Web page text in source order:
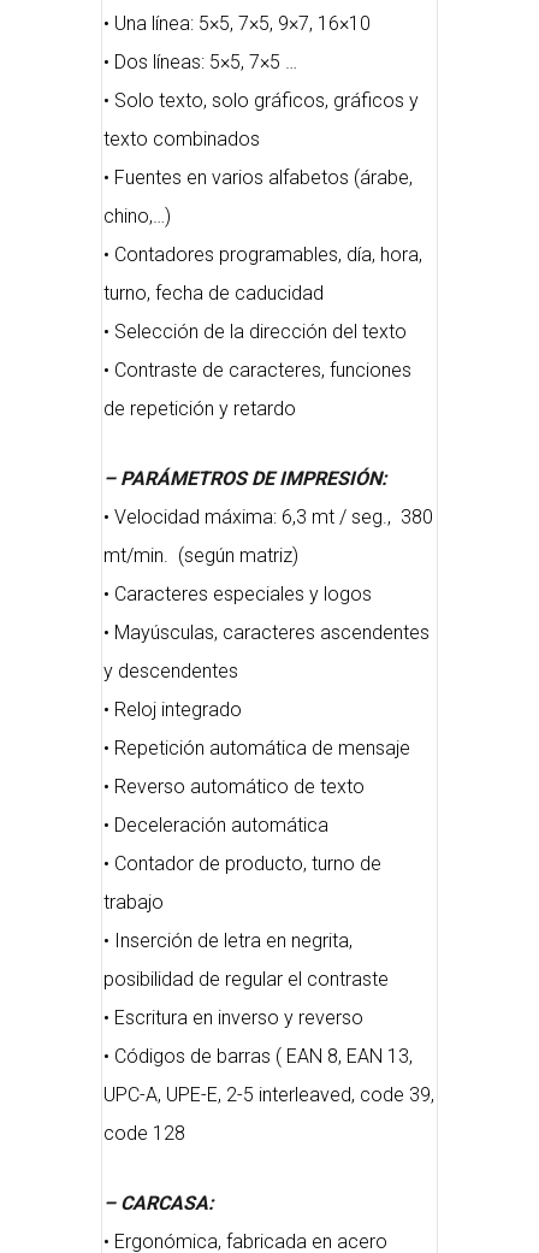
• Una línea: 5×5, 7×5, 9×7, 16×10
• Dos líneas: 5×5, 7×5 …
• Solo texto, solo gráficos, gráficos y
texto combinados
• Fuentes en varios alfabetos (árabe,
chino,…)
• Contadores programables, día, hora,
turno, fecha de caducidad
• Selección de la dirección del texto
• Contraste de caracteres, funciones
de repetición y retardo
– PARÁMETROS DE IMPRESIÓN:
• Velocidad máxima: 6,3 mt / seg., 380
mt/min. (según matriz)
• Caracteres especiales y logos
• Mayúsculas, caracteres ascendentes
y descendentes
• Reloj integrado
• Repetición automática de mensaje
• Reverso automático de texto
• Deceleración automática
• Contador de producto, turno de
trabajo
• Inserción de letra en negrita,
posibilidad de regular el contraste
• Escritura en inverso y reverso
• Códigos de barras ( EAN 8, EAN 13,
UPC-A, UPE-E, 2-5 interleaved, code 39,
code 128
– CARCASA:
• Ergonómica, fabricada en acero